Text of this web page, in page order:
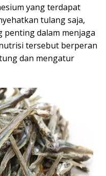
yang terdapat
tulang saja,
penting dalam menjaga
tersebut berperan
dan mengatur